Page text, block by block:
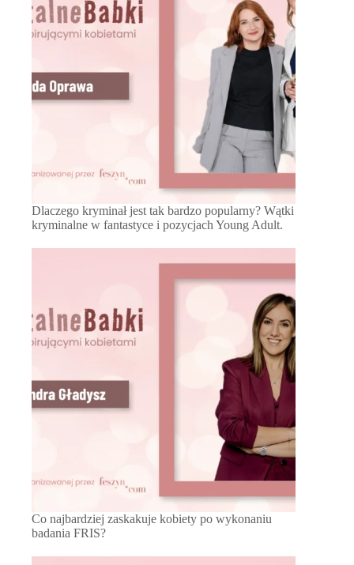
Dlaczego kryminał jest tak bardzo popularny? Wątki
kryminalne w fantastyce i pozycjach Young Adult.
Co najbardziej zaskakuje kobiety po wykonaniu
badania FRIS?